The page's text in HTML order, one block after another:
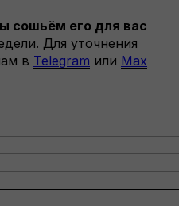
сошьём его для вас
Для уточнения
в Telegram или Max